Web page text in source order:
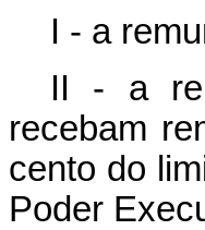
I - a
II - a
recebam
cento do
Poder